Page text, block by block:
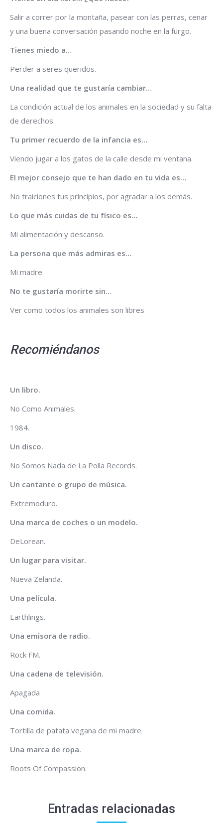
Salir a correr por la montaña, pasear con las perras, cenar
y una buena conversación pasando noche en la furgo.
Tienes miedo a…
Perder a seres queridos.
Una realidad que te gustaría cambiar…
La condición actual de los animales en la sociedad y su falta
de derechos.
Tu primer recuerdo de la infancia es…
Viendo jugar a los gatos de la calle desde mi ventana.
El mejor consejo que te han dado en tu vida es…
No traiciones tus principios, por agradar a los demás.
Lo que más cuidas de tu físico es…
Mi alimentación y descanso.
La persona que más admiras es…
Mi madre.
No te gustaría morirte sin…
Ver como todos los animales son libres
Recomiéndanos
Un libro.
No Como Animales.
1984.
Un disco.
No Somos Nada de La Polla Records.
Un cantante o grupo de música.
Extremoduro.
Una marca de coches o un modelo.
DeLorean.
Un lugar para visitar.
Nueva Zelanda.
Una película.
Earthlings.
Una emisora de radio.
Rock FM.
Una cadena de televisión.
Apagada
Una comida.
Tortilla de patata vegana de mi madre.
Una marca de ropa.
Roots Of Compassion.
Entradas relacionadas